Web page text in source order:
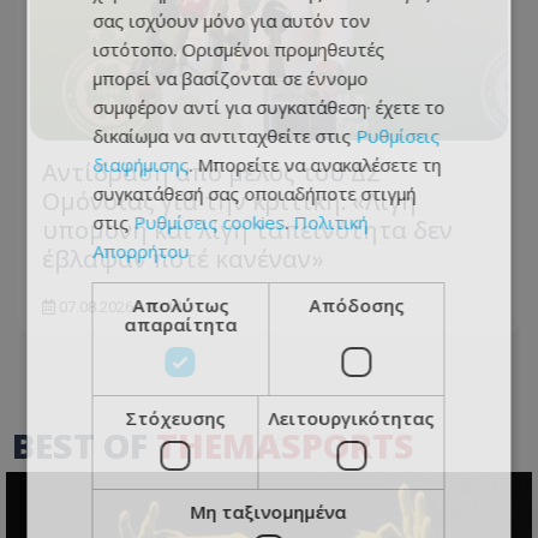
Αντίδραση από μέλος του ΔΣ
Ομόνοιας για την κριτική: «Λίγη
υπομονή και λίγη ταπεινότητα δεν
έβλαψαν ποτέ κανέναν»
07.08.2026 - 09:14
BEST OF THEMASPORTS
σας ισχύουν μόνο για αυτόν τον
ιστότοπο. Ορισμένοι προμηθευτές
μπορεί να βασίζονται σε έννομο
συμφέρον αντί για συγκατάθεση· έχετε το
δικαίωμα να αντιταχθείτε στις Ρυθμίσεις
διαφήμισης. Μπορείτε να ανακαλέσετε τη
συγκατάθεσή σας οποιαδήποτε στιγμή
στις Ρυθμίσεις cookies. Πολιτική
Απορρήτου
Απολύτως
απαραίτητα
Απόδοσης
Στόχευσης Λειτουργικότητας
Μη ταξινομημένα